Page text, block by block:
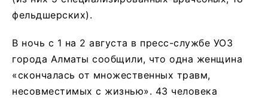
фельдшерских).
В ночь с 1 на 2 августа в пресс-службе УОЗ
города Алматы сообщили, что одна женщина
«скончалась от множественных травм,
несовместимых с жизнью». 43 человека